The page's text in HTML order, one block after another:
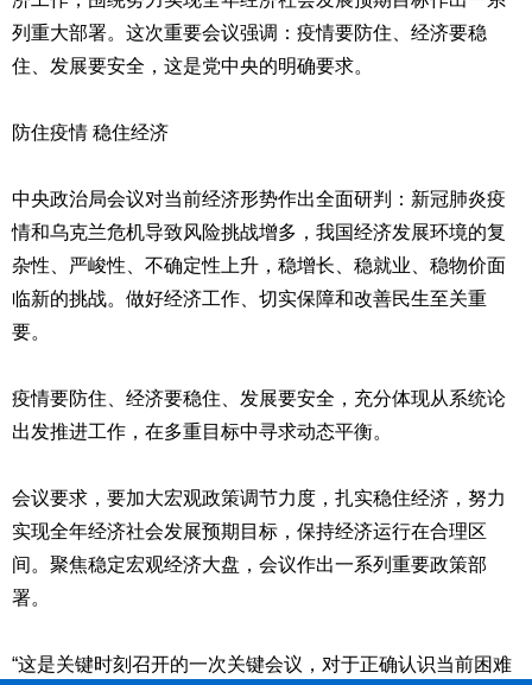
列重大部署。这次重要会议强调：疫情要防住、经济要稳
住、发展要安全，这是党中央的明确要求。
防住疫情 稳住经济
中央政治局会议对当前经济形势作出全面研判：新冠肺炎疫
情和乌克兰危机导致风险挑战增多，我国经济发展环境的复
杂性、严峻性、不确定性上升，稳增长、稳就业、稳物价面
临新的挑战。做好经济工作、切实保障和改善民生至关重
要。
疫情要防住、经济要稳住、发展要安全，充分体现从系统论
出发推进工作，在多重目标中寻求动态平衡。
会议要求，要加大宏观政策调节力度，扎实稳住经济，努力
实现全年经济社会发展预期目标，保持经济运行在合理区
间。聚焦稳定宏观经济大盘，会议作出一系列重要政策部
署。
“这是关键时刻召开的一次关键会议，对于正确认识当前困难